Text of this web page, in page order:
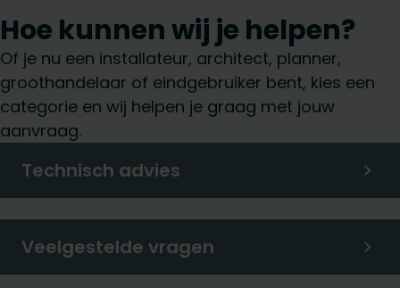
Hoe kunnen wij je helpen?
Of je nu een installateur, architect, planner,
groothandelaar of eindgebruiker bent, kies een
categorie en wij helpen je graag met jouw
aanvraag.
Technisch advies
Veelgestelde vragen